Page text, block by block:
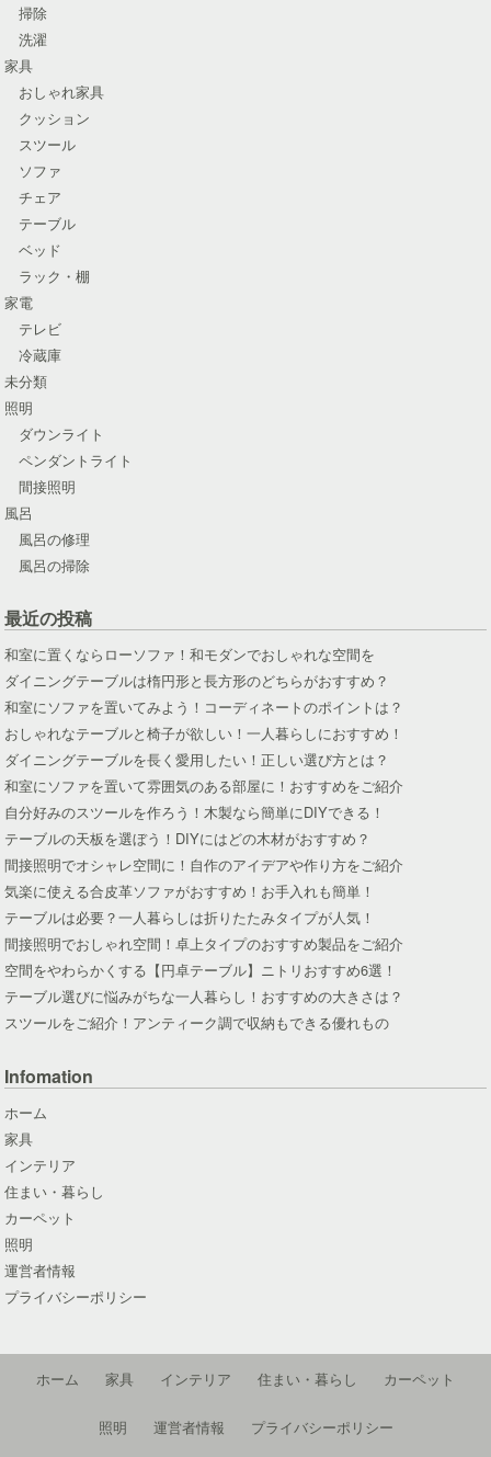
掃除
洗濯
家具
おしゃれ家具
クッション
スツール
ソファ
チェア
テーブル
ベッド
ラック・棚
家電
テレビ
冷蔵庫
未分類
照明
ダウンライト
ペンダントライト
間接照明
風呂
風呂の修理
風呂の掃除
最近の投稿
和室に置くならローソファ！和モダンでおしゃれな空間を
ダイニングテーブルは楕円形と長方形のどちらがおすすめ？
和室にソファを置いてみよう！コーディネートのポイントは？
おしゃれなテーブルと椅子が欲しい！一人暮らしにおすすめ！
ダイニングテーブルを長く愛用したい！正しい選び方とは？
和室にソファを置いて雰囲気のある部屋に！おすすめをご紹介
自分好みのスツールを作ろう！木製なら簡単にDIYできる！
テーブルの天板を選ぼう！DIYにはどの木材がおすすめ？
間接照明でオシャレ空間に！自作のアイデアや作り方をご紹介
気楽に使える合皮革ソファがおすすめ！お手入れも簡単！
テーブルは必要？一人暮らしは折りたたみタイプが人気！
間接照明でおしゃれ空間！卓上タイプのおすすめ製品をご紹介
空間をやわらかくする【円卓テーブル】ニトリおすすめ6選！
テーブル選びに悩みがちな一人暮らし！おすすめの大きさは？
スツールをご紹介！アンティーク調で収納もできる優れもの
Infomation
ホーム
家具
インテリア
住まい・暮らし
カーペット
照明
運営者情報
プライバシーポリシー
ホーム 家具 インテリア 住まい・暮らし カーペット
照明 運営者情報 プライバシーポリシー